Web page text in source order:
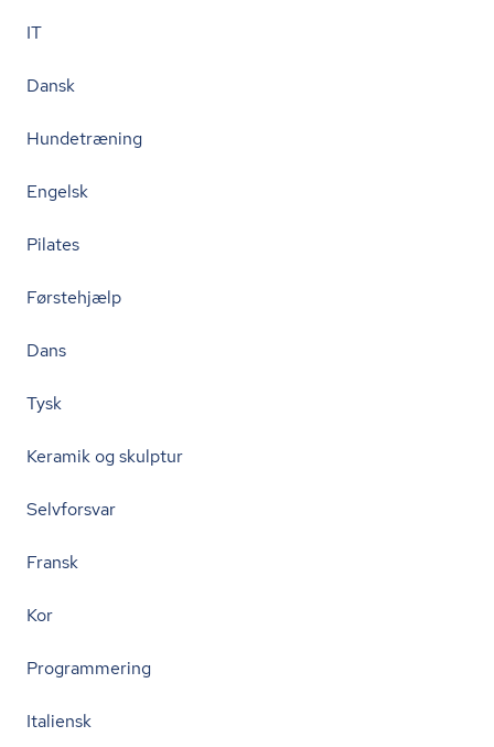
IT
Dansk
Hundetræning
Engelsk
Pilates
Førstehjælp
Dans
Tysk
Keramik og skulptur
Selvforsvar
Fransk
Kor
Programmering
Italiensk